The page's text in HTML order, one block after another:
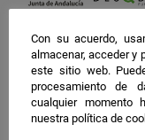
Con su acuerdo,
almacenar, acceder y
este sitio web.
procesamiento de
cualquier momento
nuestra política de